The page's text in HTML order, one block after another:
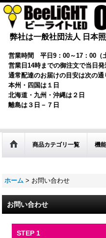
弊社は一般社団法人 日本照
営業時間 平日9：00～17：00（
営業日14時までの御注文で当日発
通常配達のお届けの目安は次の通
本州・四国は１日
北海道・九州・沖縄は２日
離島は３日－７日
商品カテゴリ一覧 機
ホーム > お問い合わせ
お問い合わせ
STEP 1